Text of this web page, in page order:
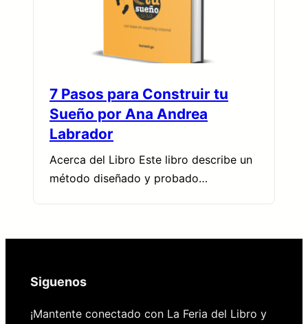
7 Pasos para Construir tu
Sueño por Ana Andrea
Labrador
Acerca del Libro Este libro describe un
método diseñado y probado…
Siguenos
¡Mantente conectado con La Feria del Libro y